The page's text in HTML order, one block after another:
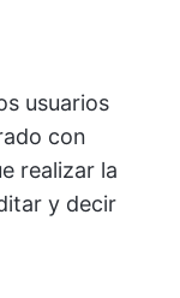
usuarios
con
realizar la
y decir